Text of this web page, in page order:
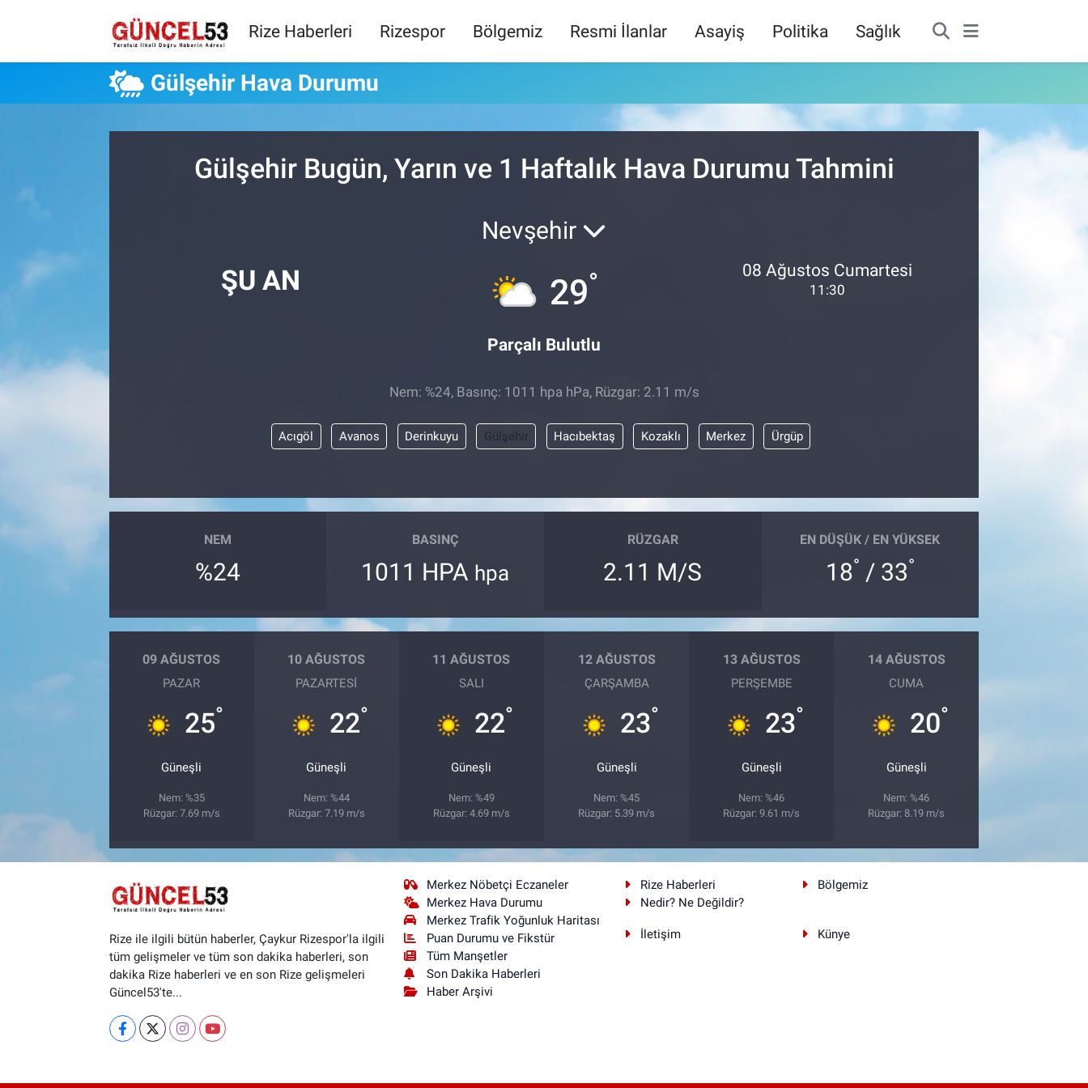
Rize Haberleri Rizespor Bölgemiz Resmi İlanlar Asayiş Politika Sağlık
Gülşehir Hava Durumu
Gülşehir Bugün, Yarın ve 1 Haftalık Hava Durumu Tahmini
ŞU AN
Nevşehir
29°
Parçalı Bulutlu
08 Ağustos Cumartesi
11:30
Nem: %24, Basınç: 1011 hpa hPa, Rüzgar: 2.11 m/s
Acıgöl Avanos Derinkuyu Gülşehir Hacıbektaş Kozaklı Merkez Ürgüp
NEM
%24
BASINÇ
1011 HPA hpa
RÜZGAR
2.11 M/S
EN DÜŞÜK / EN YÜKSEK
18° / 33°
09 AĞUSTOS
PAZAR
25°
Güneşli
Nem: %35
Rüzgar: 7.69 m/s
10 AĞUSTOS
PAZARTESI
22°
Güneşli
Nem: %44
Rüzgar: 7.19 m/s
11 AĞUSTOS
SALI
22°
Güneşli
Nem: %49
Rüzgar: 4.69 m/s
12 AĞUSTOS
ÇARŞAMBA
23°
Güneşli
Nem: %45
Rüzgar: 5.39 m/s
13 AĞUSTOS
PERŞEMBE
23°
Güneşli
Nem: %46
Rüzgar: 9.61 m/s
14 AĞUSTOS
CUMA
20°
Güneşli
Nem: %46
Rüzgar: 8.19 m/s
Rize ile ilgili bütün haberler, Çaykur Rizespor'la ilgili
tüm gelişmeler ve tüm son dakika haberleri, son
dakika Rize haberleri ve en son Rize gelişmeleri
Güncel53'te...
Merkez Nöbetçi Eczaneler
Merkez Hava Durumu
Merkez Trafik Yoğunluk Haritası
Puan Durumu ve Fikstür
Tüm Manşetler
Son Dakika Haberleri
Haber Arşivi
Rize Haberleri
Bölgemiz
Nedir? Ne Değildir?
İletişim Künye